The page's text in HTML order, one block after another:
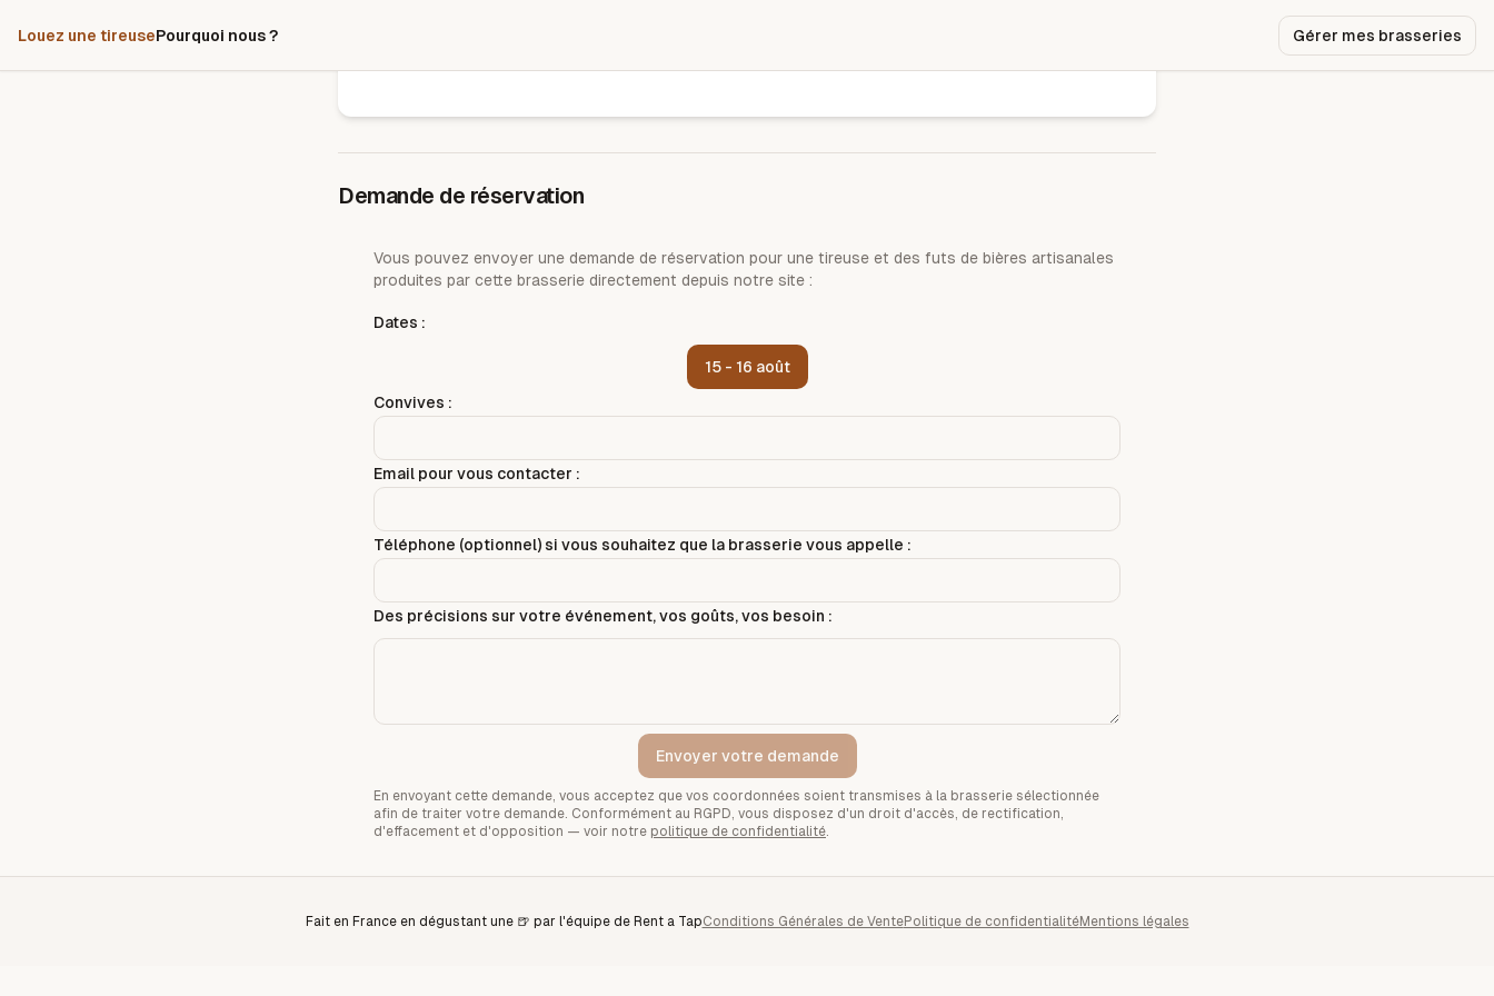
Louez une tireusePourquoi nous ? Gérer mes brasseries
Demande de réservation
Vous pouvez envoyer une demande de réservation pour une tireuse et des futs de bières artisanales
produites par cette brasserie directement depuis notre site :
Dates :
15 - 16 août
Convives :
Email pour vous contacter :
Téléphone (optionnel) si vous souhaitez que la brasserie vous appelle :
Des précisions sur votre événement, vos goûts, vos besoin :
Envoyer votre demande
En envoyant cette demande, vous acceptez que vos coordonnées soient transmises à la brasserie sélectionnée
afin de traiter votre demande. Conformément au RGPD, vous disposez d'un droit d'accès, de rectification,
d'effacement et d'opposition — voir notre politique de confidentialité.
Fait en France en dégustant une 🍺 par l'équipe de Rent a TapConditions Générales de VentePolitique de confidentialitéMentions légales